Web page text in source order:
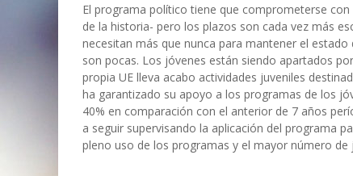
El programa político tiene que comprometerse
de la historia- pero los plazos son cada vez más
necesitan más que nunca para mantener el
son pocas. Los jóvenes están siendo apartados
propia UE lleva acabo actividades juveniles
ha garantizado su apoyo a los programas de los
40% en comparación con el anterior de 7 años
a seguir supervisando la aplicación del programa
pleno uso de los programas y el mayor número de